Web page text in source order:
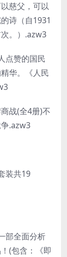
慈父，可以
诗（自1931
。）.azw3
点赞的国民
华。《人民
战(全4册)不
.azw3
装共19
部全面分析
(包含：《即